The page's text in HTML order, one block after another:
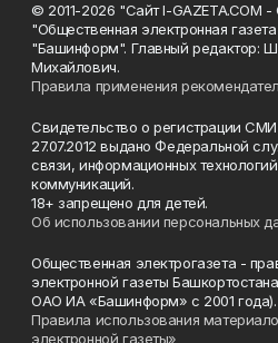
© 2011-2026 "Сайт I-GAZETA.COM
"Общественная электронная
"Башинформ". Главный редактор:
Михайлович.
Правила применения
Свидетельство о регистрации
27.07.2012 выдано Федеральной
связи, информационных
коммуникаций.
18+ запрещено для детей.
Об использовании персональных
Общественная электрогазета -
электронной газеты
ОАО ИА «Башинформ» с 2001 года).
Правила использования
электронной газеты»